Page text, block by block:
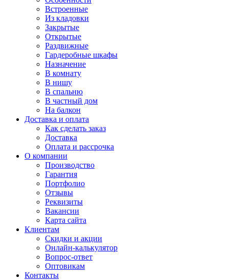
Встроенные
Из кладовки
Закрытые
Открытые
Раздвижные
Гардеробные шкафы
Назначение
В комнату
В нишу
В спальню
В частный дом
На балкон
Доставка и оплата
Как сделать заказ
Доставка
Оплата и рассрочка
О компании
Производство
Гарантия
Портфолио
Отзывы
Реквизиты
Вакансии
Карта сайта
Клиентам
Скидки и акции
Онлайн-калькулятор
Вопрос-ответ
Оптовикам
Контакты